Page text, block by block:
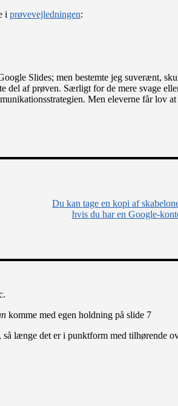
i prøvevejledningen:
Slides; men bestemte jeg suverænt,
af prøven. Særligt for de mere svage
Men eleverne får lov
Du kan tage en kopi af
hvis du har en Google-
komme med egen holdning på slide 7
længe det er i punktform med tilhørende